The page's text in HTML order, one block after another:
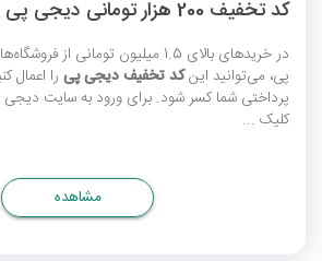
کد تخفیف 200 هزار تومانی دیجی پی
در خریدهای بالای 1.5 میلیون تومانی
پی، می‌توانید اینکد تخفیف دیجی پی
پرداختی شما کسر شود. برای ورود به سایت
کلیک ...
مشاهده